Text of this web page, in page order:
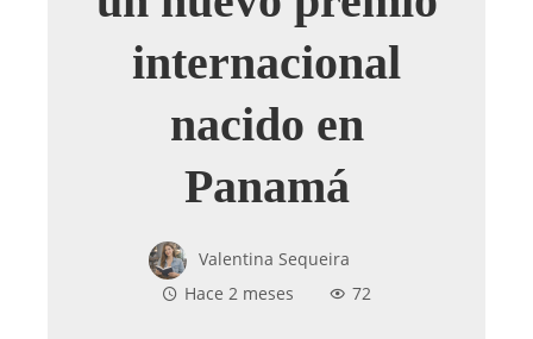
internacional
nacido en
Panamá
Valentina Sequeira
Hace 2 meses
72